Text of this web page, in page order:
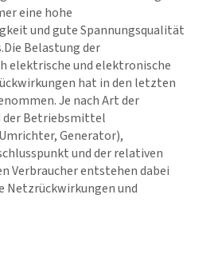
eine hohe
und gute Spannungsqualität
Belastung der
elektrische und elektronische
hat in den letzten
Je nach Art der
der Betriebsmittel
Generator),
und der relativen
Verbraucher entstehen dabei
Netzrückwirkungen und